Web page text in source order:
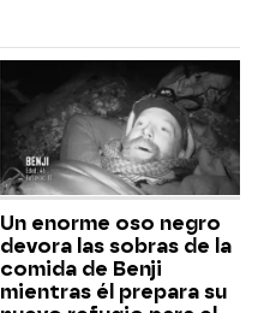
Un enorme oso negro
devora las sobras de la
comida de Benji
mientras él prepara su